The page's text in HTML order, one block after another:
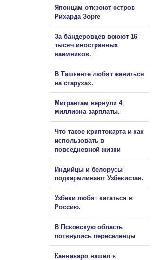
Японцам откроют остров
Рихарда Зорге
За бандеровцев воюют 16
тысяч иностранных
наемников.
В Ташкенте любят жениться
на старухах.
Мигрантам вернули 4
миллиона зарплаты.
Что такое криптокарта и как
использовать в
повседневной жизни
Индийцы и белорусы
подкармливают Узбекистан.
Узбеки любят кататься в
Россию.
В Псковскую область
потянулись переселенцы
Каннаваро нашел в